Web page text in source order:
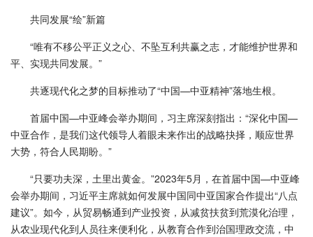
共同发展“绘”新篇
“唯有不移公平正义之心、不坠互利共赢之志，才能维护世界和
平、实现共同发展。”
共逐现代化之梦的目标推动了“中国—中亚精神”落地生根。
首届中国—中亚峰会举办期间，习主席深刻指出：“深化中国—
中亚合作，是我们这代领导人着眼未来作出的战略抉择，顺应世界
大势，符合人民期盼。”
“只要功夫深，土里出黄金。”2023年5月，在首届中国—中亚峰
会举办期间，习近平主席就如何发展中国同中亚国家合作提出“八点
建议”。如今，从贸易畅通到产业投资，从减贫扶贫到荒漠化治理，
从农业现代化到人员往来便利化，从教育合作到治国理政交流，中